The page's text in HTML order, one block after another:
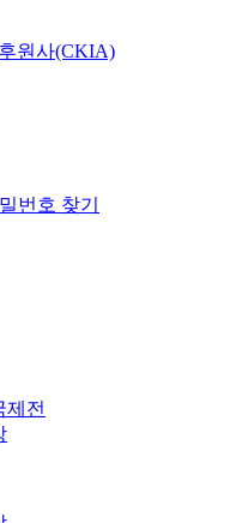
후원사(CKIA)
번호 찾기
제전